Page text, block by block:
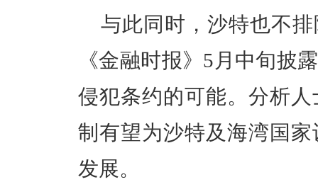
与此同时，沙特也不
《金融时报》5月中旬披
侵犯条约的可能。分析
制有望为沙特及海湾国
发展。